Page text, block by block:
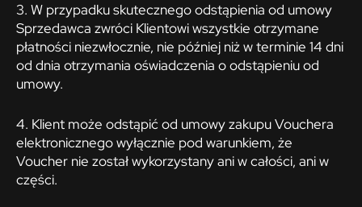
3. W przypadku skutecznego odstąpienia od umowy
Sprzedawca zwróci Klientowi wszystkie otrzymane
płatności niezwłocznie, nie później niż w terminie 14 dni
od dnia otrzymania oświadczenia o odstąpieniu od
umowy.
4. Klient może odstąpić od umowy zakupu Vouchera
elektronicznego wyłącznie pod warunkiem, że
Voucher nie został wykorzystany ani w całości, ani w
części.